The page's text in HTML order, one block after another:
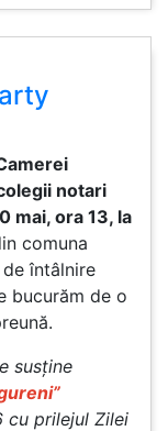
notari
mai, ora 13, la
comuna
întâlnire
bucurăm de o
susține
cu prilejul Zilei